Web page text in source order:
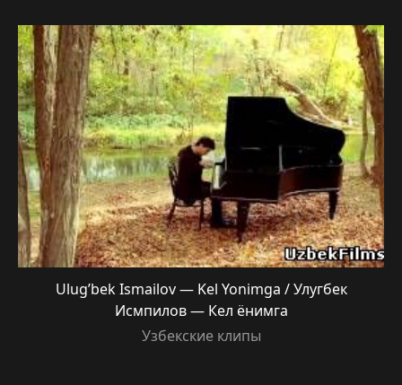
Ulug’bek Ismailov — Kel Yonimga / Улугбек
Исмпилов — Кел ёнимга
Узбекские клипы